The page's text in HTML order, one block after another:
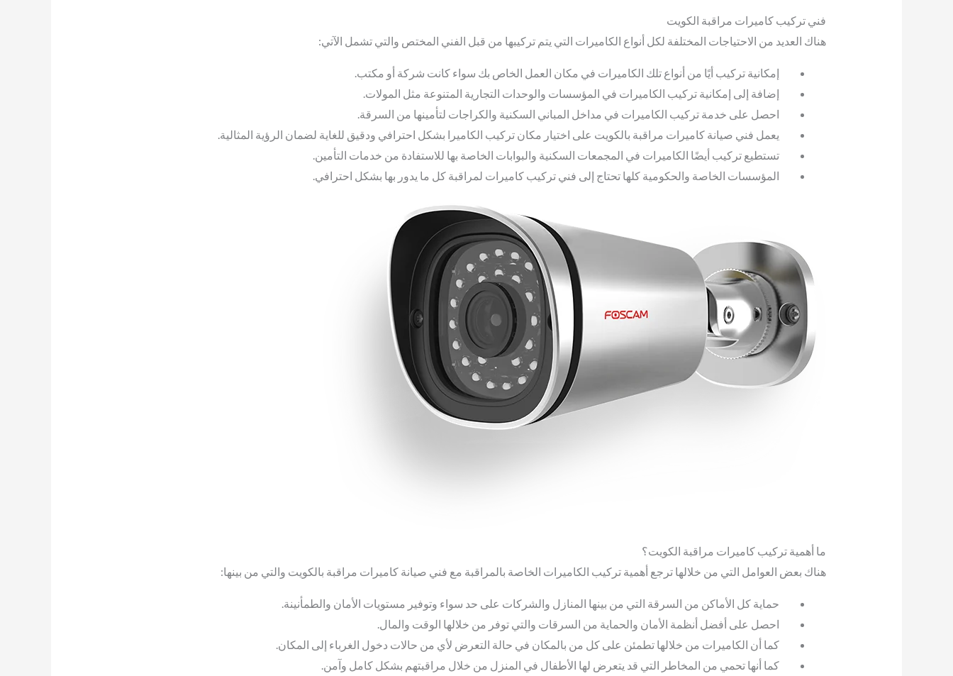
فني تركيب كاميرات مراقبة الكويت
هناك العديد من الاحتياجات المختلفة لكل أنواع الكاميرات التي يتم تركيبها من قبل الفني المختص والتي تشمل الآتي:
إمكانية تركيب أيًا من أنواع تلك الكاميرات في مكان العمل الخاص بك سواء كانت شركة أو مكتب.
إضافة إلى إمكانية تركيب الكاميرات في المؤسسات والوحدات التجارية المتنوعة مثل المولات.
احصل على خدمة تركيب الكاميرات في مداخل المباني السكنية والكراجات لتأمينها من السرقة.
يعمل فني صيانة كاميرات مراقبة بالكويت على اختيار مكان تركيب الكاميرا بشكل احترافي ودقيق للغاية لضمان الرؤية المثالية.
تستطيع تركيب أيضًا الكاميرات في المجمعات السكنية والبوابات الخاصة بها للاستفادة من خدمات التأمين.
المؤسسات الخاصة والحكومية كلها تحتاج إلى فني تركيب كاميرات لمراقبة كل ما يدور بها بشكل احترافي.
ما أهمية تركيب كاميرات مراقبة الكويت؟
هناك بعض العوامل التي من خلالها ترجع أهمية تركيب الكاميرات الخاصة بالمراقبة مع فني صيانة كاميرات مراقبة بالكويت والتي من بينها:
حماية كل الأماكن من السرقة التي من بينها المنازل والشركات على حد سواء وتوفير مستويات الأمان والطمأنينة.
احصل على أفضل أنظمة الأمان والحماية من السرقات والتي توفر من خلالها الوقت والمال.
كما أن الكاميرات من خلالها تطمئن على كل من بالمكان في حالة التعرض لأي من حالات دخول الغرباء إلى المكان.
كما أنها تحمي من المخاطر التي قد يتعرض لها الأطفال في المنزل من خلال مراقبتهم بشكل كامل وآمن.